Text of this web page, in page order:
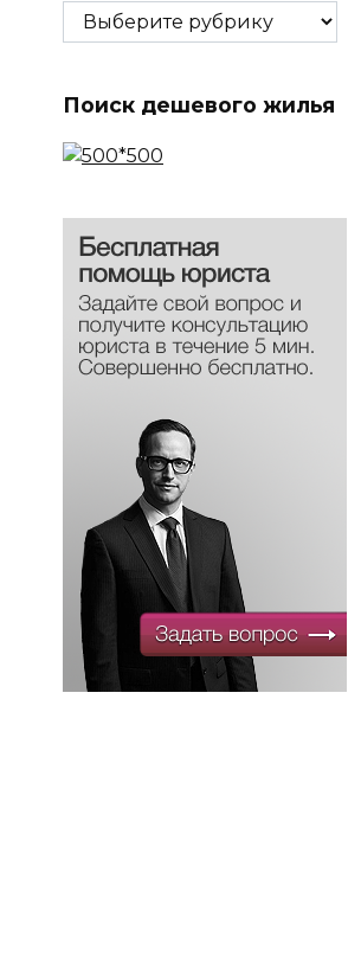
Рубрики
Поиск дешевого жилья